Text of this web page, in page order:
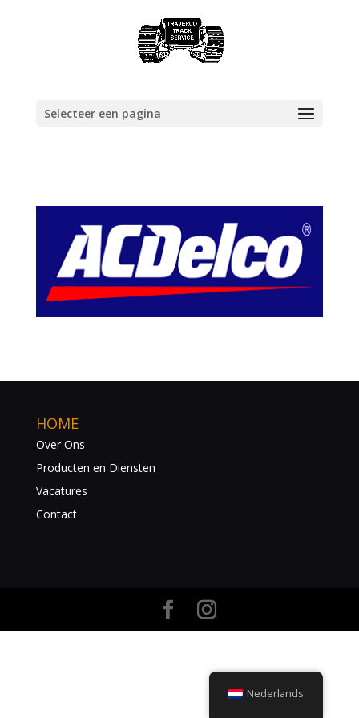
Selecteer een pagina
HOME
Over Ons
Producten en Diensten
Vacatures
Contact
Nederlands